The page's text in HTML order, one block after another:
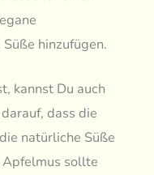
hinzufügen.
kannst Du auch
dass die
natürliche Süße
Apfelmus sollte